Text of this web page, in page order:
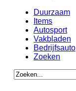
Duurzaam
Items
Autosport
Vakbladen
Bedrijfsauto
Zoeken